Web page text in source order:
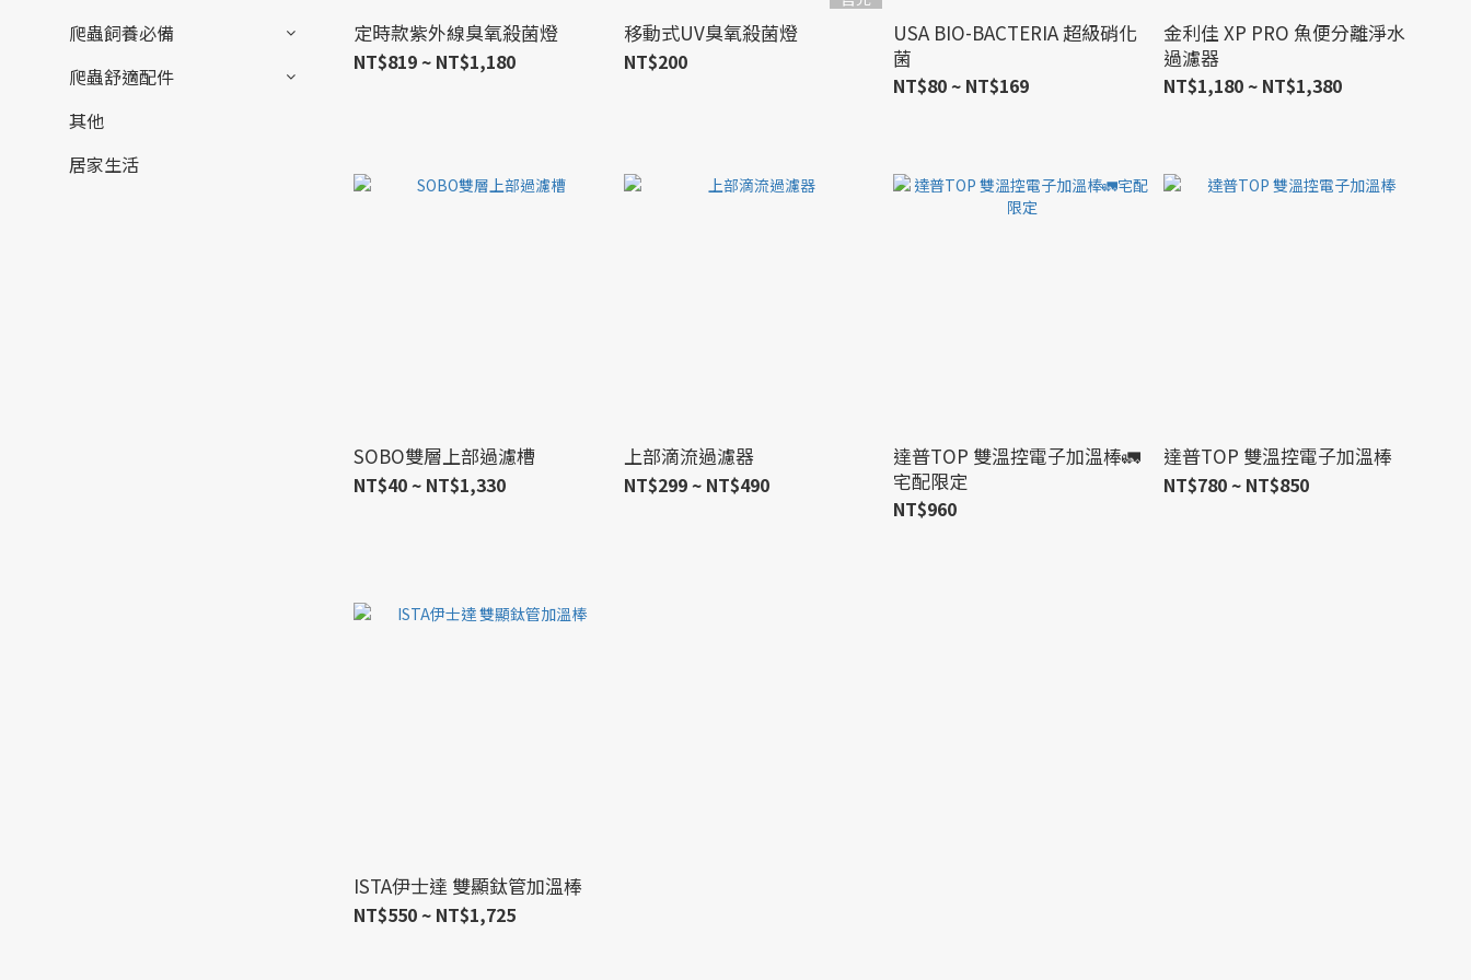
爬蟲飼養必備
爬蟲舒適配件
其他
居家生活
定時款紫外線臭氧殺菌燈
NT$819 ~ NT$1,180
移動式UV臭氧殺菌燈
NT$200
USA BIO-BACTERIA 超級硝化
菌
NT$80 ~ NT$169
金利佳 XP PRO 魚便分離淨水
過濾器
NT$1,180 ~ NT$1,380
SOBO雙層上部過濾槽
NT$40 ~ NT$1,330
上部滴流過濾器
NT$299 ~ NT$490
達普TOP 雙溫控電子加溫棒🚛
宅配限定
NT$960
達普TOP 雙溫控電子加溫棒
NT$780 ~ NT$850
ISTA伊士達 雙顯鈦管加溫棒
NT$550 ~ NT$1,725